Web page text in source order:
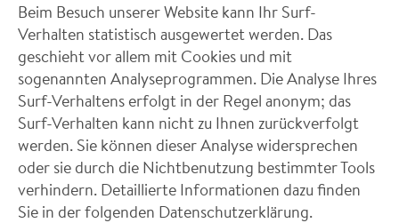
Beim Besuch unserer Website kann Ihr Surf-
Verhalten statistisch ausgewertet werden. Das
geschieht vor allem mit Cookies und mit
sogenannten Analyseprogrammen. Die Analyse Ihres
Surf-Verhaltens erfolgt in der Regel anonym; das
Surf-Verhalten kann nicht zu Ihnen zurückverfolgt
werden. Sie können dieser Analyse widersprechen
oder sie durch die Nichtbenutzung bestimmter Tools
verhindern. Detaillierte Informationen dazu finden
Sie in der folgenden Datenschutzerklärung.